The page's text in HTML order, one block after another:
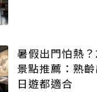
暑假出門怕熱
景點推薦：熟
日遊都適合